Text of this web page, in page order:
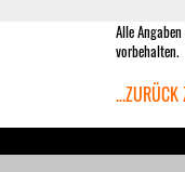
Alle
vorbehalten.